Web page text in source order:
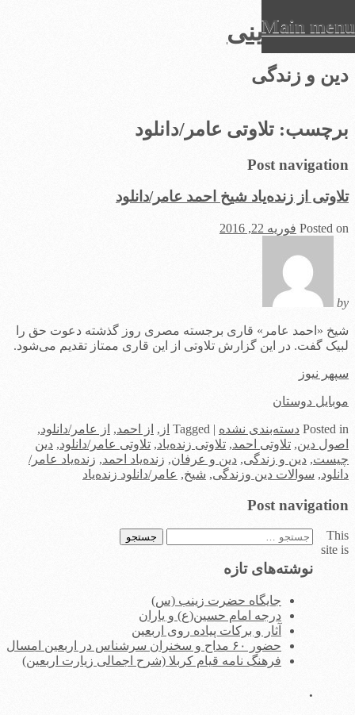
عرفان دینی
دین و زندگی
Main menu
to
content
برچسب: تلاوتی عامر/دانلود
Post navigation
تلاوتی از زنده‌یاد شیخ احمد عامر/دانلود
Posted on فوریه 22, 2016
by
شیخ «احمد عامر» قاری برجسته مصری روز گذشته دعوت حق را
لبیک گفت. در این گزارش تلاوتی از این قاری ممتاز تقدیم می‌شود.
سپهر نیوز
موبایل دوستان
Posted in دسته‌بندی نشده |
Tagged از , از احمد, از عامر/دانلود,
اصول دین, تلاوتی احمد, تلاوتی زنده‌یاد, تلاوتی عامر/دانلود, دین
چیست, دین و زندگی, دین و عرفان, زنده‌یاد احمد, زنده‌یاد عامر/
دانلود, سوالات دین وزندگی, شیخ, عامر/دانلود زنده‌یاد
Post navigation
جستجو
نوشته‌های تازه
جایگاه حضرت زینب (س)
درجه امام حسین(ع) و یاران
آثار و برکات پیاده روی اربعین
حضور ۶۰ مداح و سخنران سرشناس در اربعین امسال
فرهنگ نامه قیام کربلا (شرح اجمالی زیارت اربعین)
.
This
site is